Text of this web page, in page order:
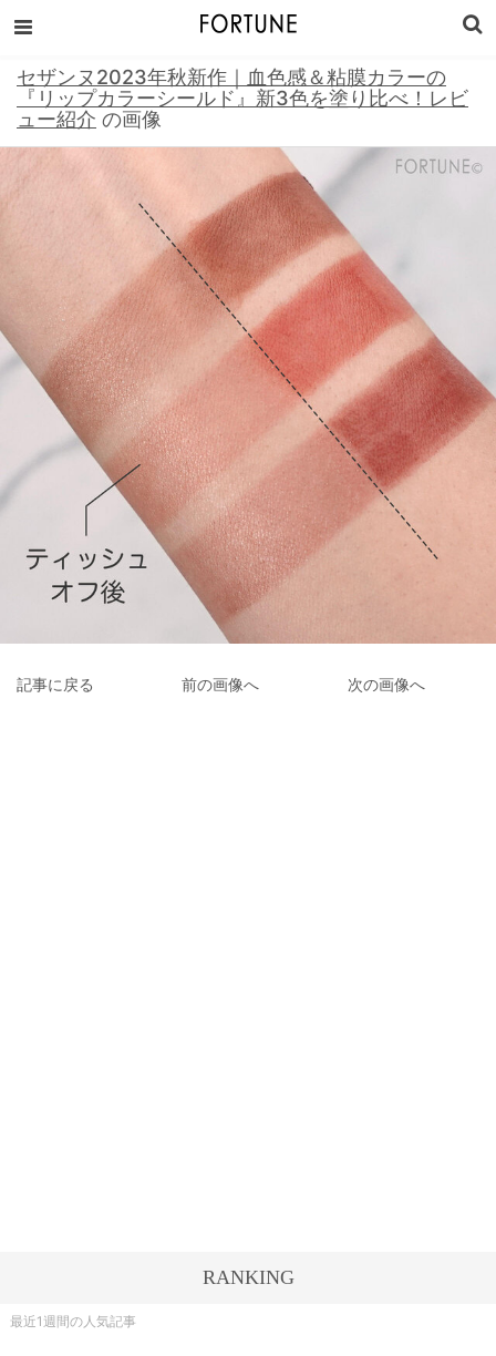
セザンヌ2023年秋新作｜血色感＆粘膜カラーの
『リップカラーシールド』新3色を塗り比べ！レビ
ュー紹介 の画像
記事に戻る 前の画像へ 次の画像へ
RANKING
最近1週間の人気記事